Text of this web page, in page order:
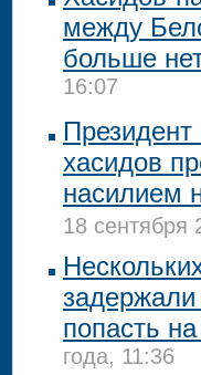
между
больше
16:07
хасидов
насилием
18 сентября
задержали
попасть
года, 11:36